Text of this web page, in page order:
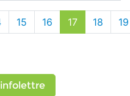
15 16 17 18 19